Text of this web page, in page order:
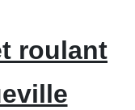
roulant